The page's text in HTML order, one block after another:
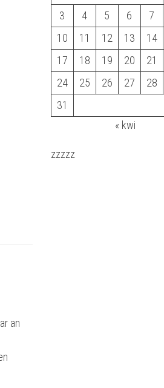
an
3
4 5 6 7
10
11 12 13 14
17
18 19 20 21
24
25 26 27 28
31
« kwi
zzzzz